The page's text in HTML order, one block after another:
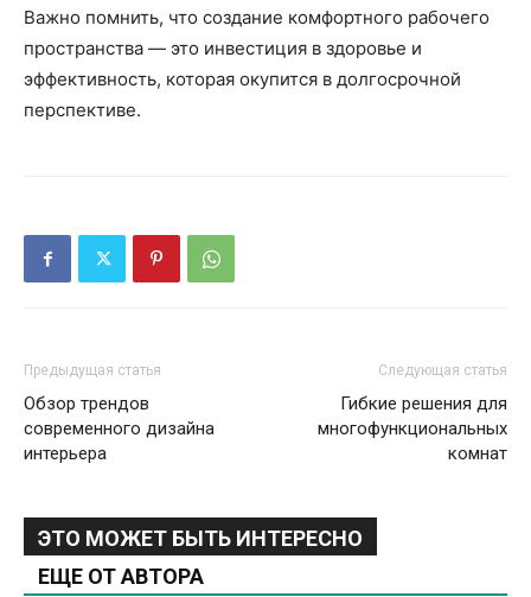
Важно помнить, что создание комфортного рабочего
пространства — это инвестиция в здоровье и
эффективность, которая окупится в долгосрочной
перспективе.
Предыдущая статья
Обзор трендов
современного дизайна
интерьера
Следующая статья
Гибкие решения для
многофункциональных
комнат
ЭТО МОЖЕТ БЫТЬ ИНТЕРЕСНО
ЕЩЕ ОТ АВТОРА